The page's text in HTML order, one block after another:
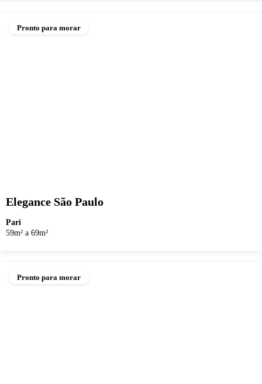
Pronto para morar
Elegance São Paulo
Pari
59m² a 69m²
Pronto para morar